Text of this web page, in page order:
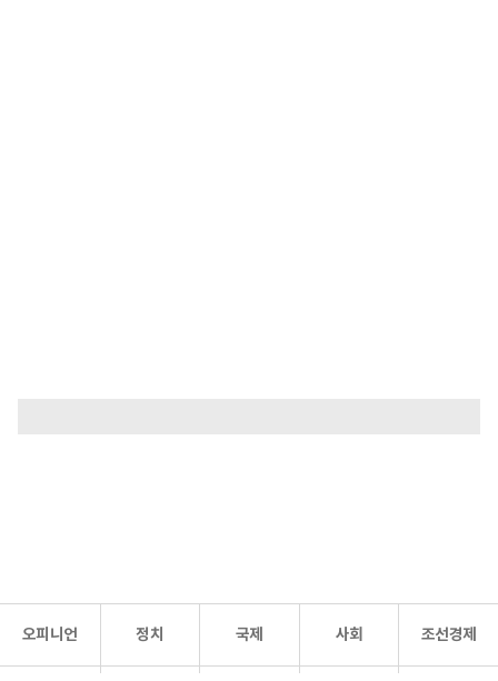
오피니언 정치 국제 사회 조선경제